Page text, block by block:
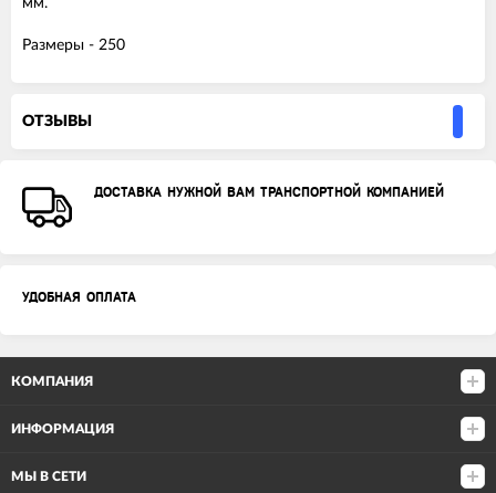
мм.
Размеры - 250
ОТЗЫВЫ
ДОСТАВКА НУЖНОЙ ВАМ ТРАНСПОРТНОЙ КОМПАНИЕЙ
УДОБНАЯ ОПЛАТА
КОМПАНИЯ
ИНФОРМАЦИЯ
МЫ В СЕТИ